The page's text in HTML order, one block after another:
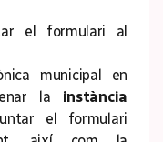
el formulari al
municipal en
la instància
el formulari